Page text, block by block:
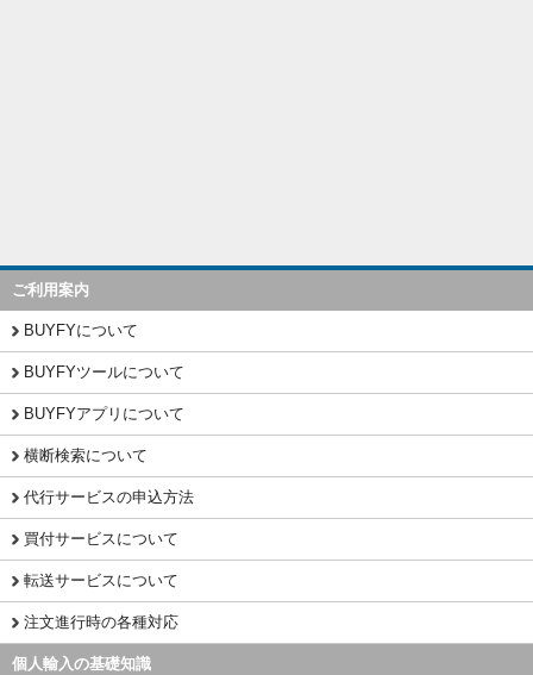
ご利用案内
BUYFYについて
BUYFYツールについて
BUYFYアプリについて
横断検索について
代行サービスの申込方法
買付サービスについて
転送サービスについて
注文進行時の各種対応
個人輸入の基礎知識